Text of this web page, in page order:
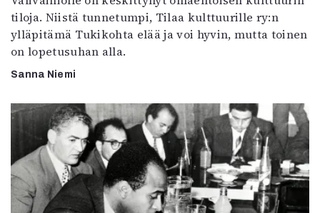
tiloja. Niistä tunnetumpi, Tilaa kulttuurille ry:n
ylläpitämä Tukikohta elää ja voi hyvin, mutta toinen
on lopetusuhan alla.
Sanna Niemi